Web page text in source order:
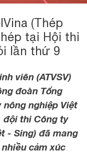
(Thép
tại Hội thi
lần thứ 9
viên (ATVSV)
đoàn Tổng
nghiệp Việt
đội thi Công ty
- Sing) đã mang
cảm xúc